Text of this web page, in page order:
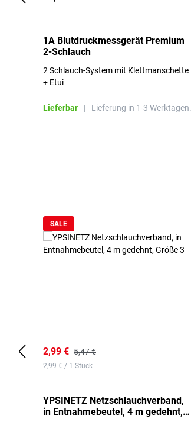
1A Blutdruckmessgerät Premium
2-Schlauch
2 Schlauch-System mit Klettmanschette
+ Etui
Lieferbar | Lieferung in 1-3 Werktagen.
SALE
2,99 € 5,47 €
2,99 € / 1 Stück
YPSINETZ Netzschlauchverband,
in Entnahmebeutel, 4 m gedehnt,